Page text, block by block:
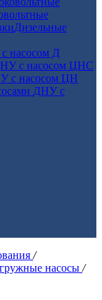
Дизельные
насосом Д
с насосом ЦНС
с насосом ЦН
ДНУ с
/
насосы /